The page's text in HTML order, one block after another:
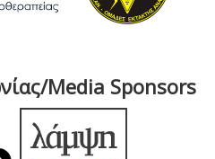
Media Sponsors